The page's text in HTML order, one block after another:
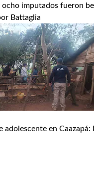
ocho imputados fueron
Battaglia
adolescente en